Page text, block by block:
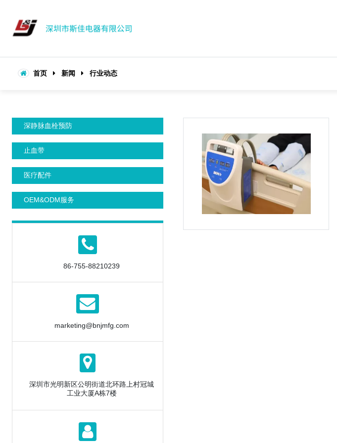
首页 新闻 行业动态
深静脉血栓预防
止血带
医疗配件
OEM&ODM服务
86-755-88210239
marketing@bnjmfg.com
深圳市光明新区公明街道北环路上村冠城
工业大厦A栋7楼